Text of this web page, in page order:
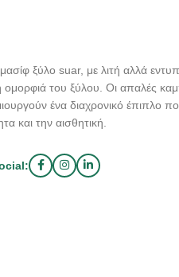
ξύλο suar, με λιτή αλλά
ομορφιά του ξύλου. Οι απαλές
ένα διαχρονικό έπιπλο
και την αισθητική.